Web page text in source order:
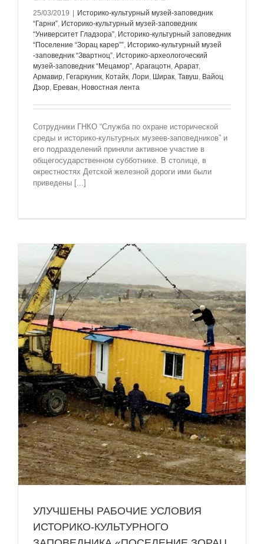
25/03/2019
Историко-культурный музей-заповедник
“Гарни”, Историко-культурный музей-заповедник
“Университет Гладзорa”, Историко-культурный заповедник
“Поселение “Зорац карер””, Историко-культурный музей
-заповедник “Звартноц”, Историко-археологоческий
музей-заповедник “Мецамор”, Арагацотн, Арарат,
Армавир, Гегаркуник, Котайк, Лори, Ширак, Тавуш, Вайоц
Дзор, Ереван, Новостная лента
Сотрудники ГНКО “Служба по охране исторической
среды и историко-культурных музеев-заповедников” и
его подразделений приняли активное участие в
общегосударственном субботнике. В столице, в
окрестностях Детской железной дороги ими были
приведены [...]
УЛУЧШЕНЫ РАБОЧИЕ УСЛОВИЯ
ИСТОРИКО-КУЛЬТУРНОГО